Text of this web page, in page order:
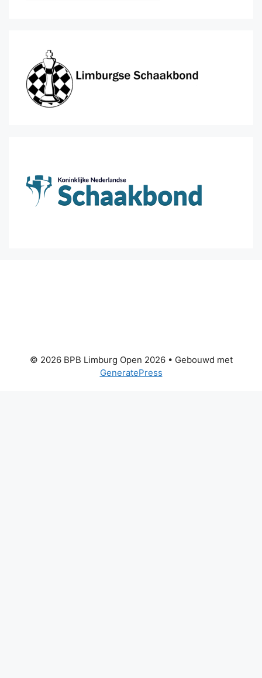
© 2026 BPB Limburg Open 2026• Gebouwd met
GeneratePress